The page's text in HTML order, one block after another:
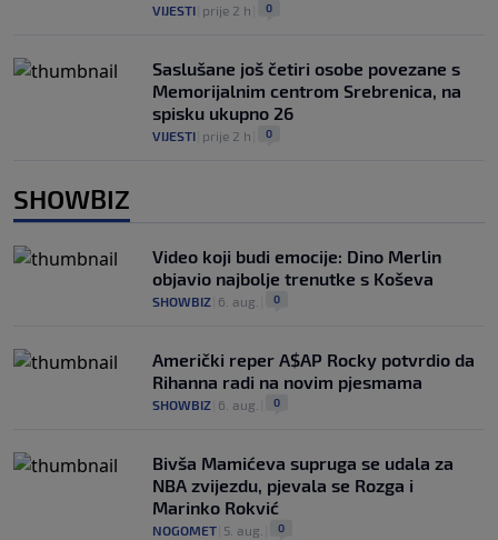
VIJESTI prije 2 h 0
Saslušane još četiri osobe povezane s
Memorijalnim centrom Srebrenica, na
spisku ukupno 26
VIJESTI prije 2 h 0
SHOWBIZ
Video koji budi emocije: Dino Merlin
objavio najbolje trenutke s Koševa
SHOWBIZ 6. aug. 0
Američki reper A$AP Rocky potvrdio da
Rihanna radi na novim pjesmama
SHOWBIZ 6. aug. 0
Bivša Mamićeva supruga se udala za
NBA zvijezdu, pjevala se Rozga i
Marinko Rokvić
NOGOMET 5. aug. 0